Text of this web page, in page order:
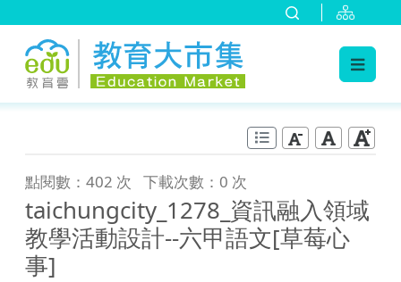
點閱數：402 次 下載次數：0 次
taichungcity_1278_資訊融入領域
教學活動設計--六甲語文[草莓心
事]